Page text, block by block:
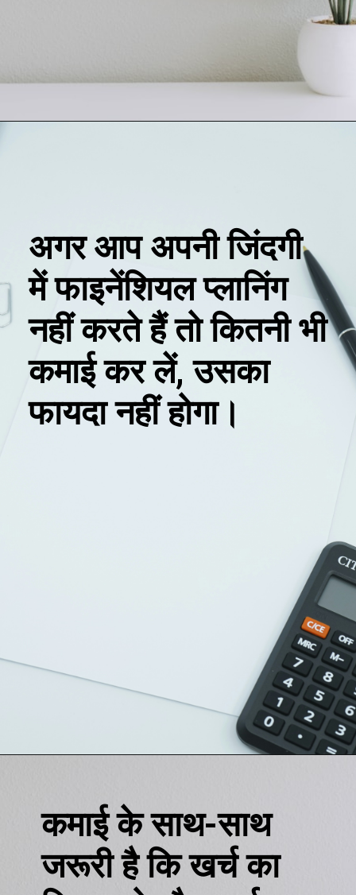
अगर आप अपनी जिंदगी
में फाइनेंशियल प्लानिंग
नहीं करते हैं तो कितनी भी
कमाई कर लें, उसका
फायदा नहीं होगा।
कमाई के साथ-साथ
जरूरी है कि खर्च का